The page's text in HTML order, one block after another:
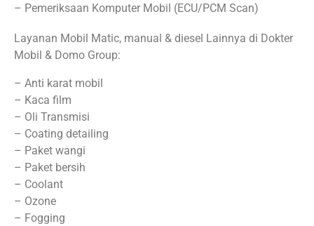
– Pemeriksaan Komputer Mobil (ECU/PCM Scan)
Layanan Mobil Matic, manual & diesel Lainnya di Dokter
Mobil & Domo Group:
– Anti karat mobil
– Kaca film
– Oli Transmisi
– Coating detailing
– Paket wangi
– Paket bersih
– Coolant
– Ozone
– Fogging